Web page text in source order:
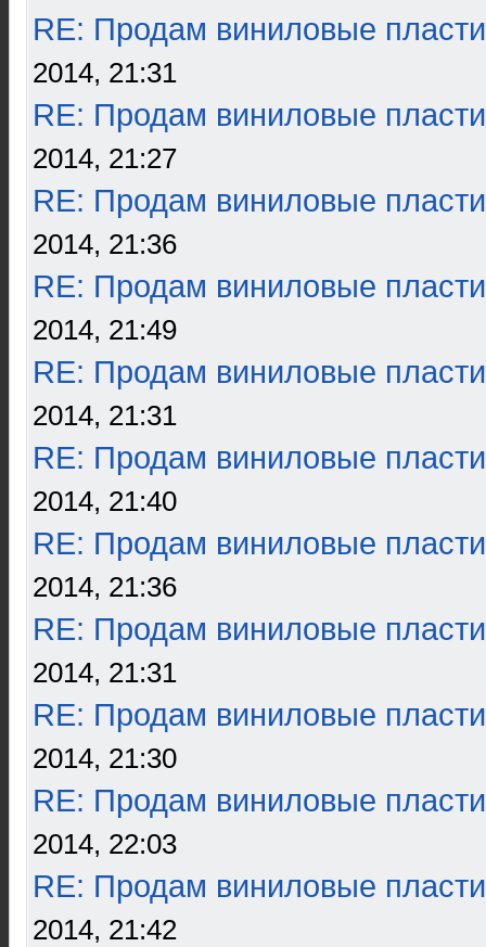
RE: Продам виниловые
2014, 21:31
RE: Продам виниловые
2014, 21:27
RE: Продам виниловые
2014, 21:36
RE: Продам виниловые
2014, 21:49
RE: Продам виниловые
2014, 21:31
RE: Продам виниловые
2014, 21:40
RE: Продам виниловые
2014, 21:36
RE: Продам виниловые
2014, 21:31
RE: Продам виниловые
2014, 21:30
RE: Продам виниловые
2014, 22:03
RE: Продам виниловые
2014, 21:42